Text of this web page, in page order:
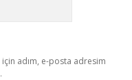
adım, e-posta adresim